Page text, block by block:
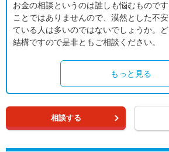
お金の相談というのは誰しも悩むもので
ことではありませんので、漠然とした不
ている人は多いのではないでしょうか。
結構ですので是非ともご相談ください。
もっと見る
相談する